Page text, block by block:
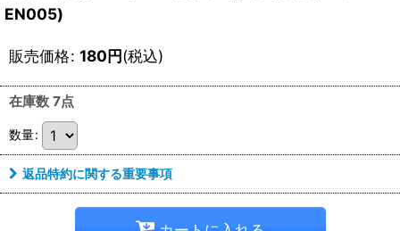
EN005)
販売価格: 180円(税込)
在庫数 7点
数量:
返品特約に関する重要事項